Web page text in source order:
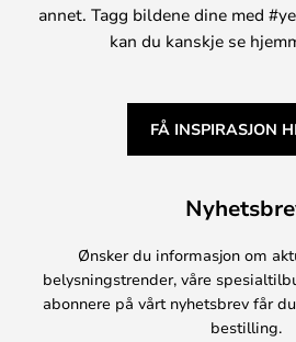
annet. Tagg bildene dine med
kan du kanskje se
FÅ INSPIRASJON
Ønsker du informasjon om
belysningstrender, våre
abonnere på vårt nyhetsbrev får du
bestilling.